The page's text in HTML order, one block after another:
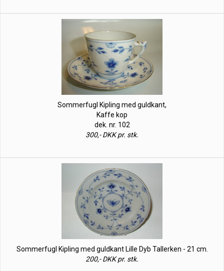
Sommerfugl Kipling med guldkant,
Kaffe kop
dek. nr. 102
300,- DKK pr. stk.
Sommerfugl Kipling med guldkant Lille Dyb Tallerken - 21 cm.
200,- DKK pr. stk.